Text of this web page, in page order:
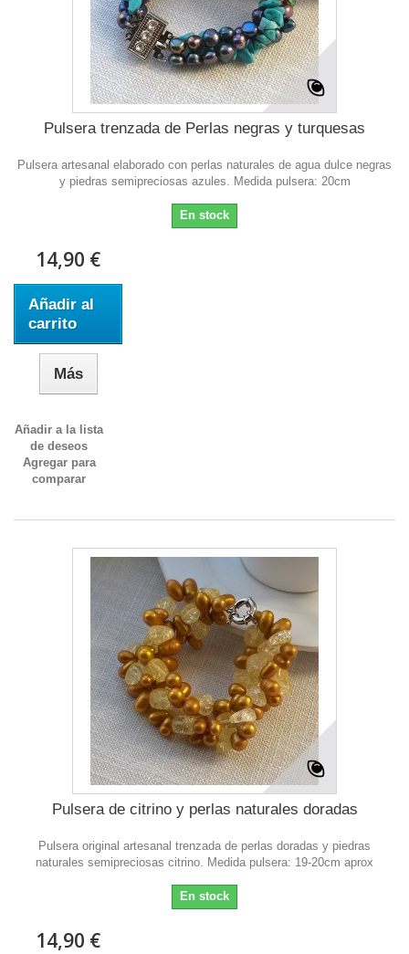
Pulsera trenzada de Perlas negras y turquesas
Pulsera artesanal elaborado con perlas naturales de agua dulce negras
y piedras semipreciosas azules. Medida pulsera: 20cm
En stock
14,90 €
Añadir al
carrito
Más
Añadir a la lista
de deseos
Agregar para
comparar
Pulsera de citrino y perlas naturales doradas
Pulsera original artesanal trenzada de perlas doradas y piedras
naturales semipreciosas citrino. Medida pulsera: 19-20cm aprox
En stock
14,90 €